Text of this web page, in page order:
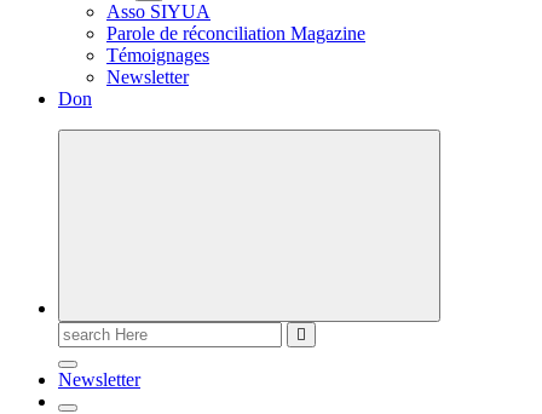
Asso SIYUA
Parole de réconciliation Magazine
Témoignages
Newsletter
Don
Newsletter